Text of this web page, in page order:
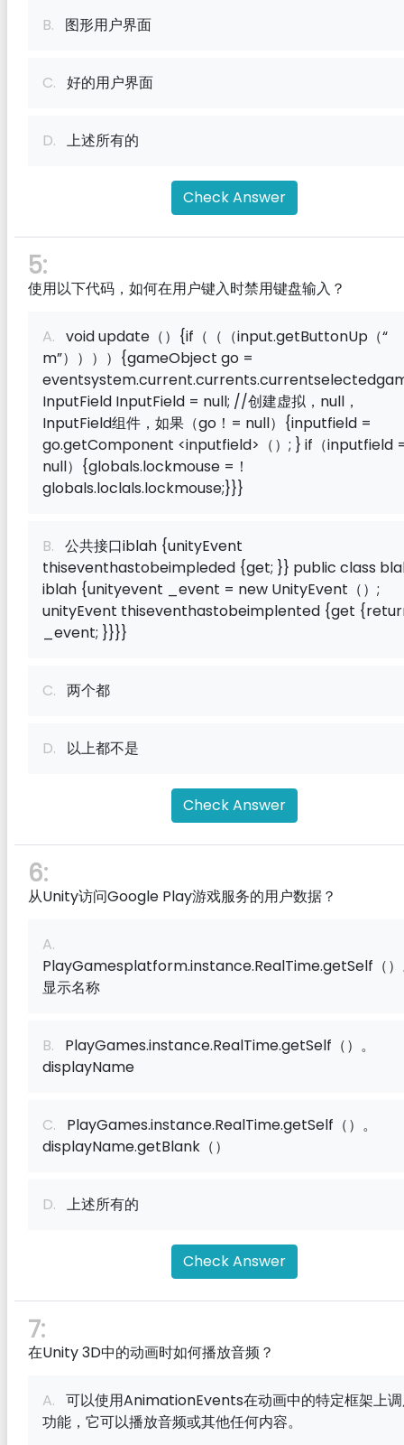
B. 图形用户界面
C. 好的用户界面
D. 上述所有的
Check Answer
5:
使用以下代码，如何在用户键入时禁用键盘输入？
A. void update（）{if（（（input.getButtonUp（“
m”））））{gameObject go =
InputField InputField = null; //创建虚拟，null，
InputField组件，如果（go！= null）{inputfield =
go.getComponent <inputfield>（）; } if（inputfield
null）{globals.lockmouse =！
globals.loclals.lockmouse;}}}
B. 公共接口iblah {unityEvent
thiseventhastobeimpleded {get; }} public class
iblah {unityevent _event = new UnityEvent（）;
unityEvent thiseventhastobeimplented {get
_event; }}}}
C. 两个都
D. 以上都不是
Check Answer
6:
从Unity访问Google Play游戏服务的用户数据？
A.
PlayGamesplatform.instance.RealTime.getSelf（
显示名称
B. PlayGames.instance.RealTime.getSelf（）。
displayName
C. PlayGames.instance.RealTime.getSelf（）。
displayName.getBlank（）
D. 上述所有的
Check Answer
7:
在Unity 3D中的动画时如何播放音频？
A. 可以使用AnimationEvents在动画中的特定框架上
功能，它可以播放音频或其他任何内容。